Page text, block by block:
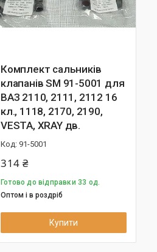
Комплект сальників
клапанів SM 91-5001 для
ВАЗ 2110, 2111, 2112 16
кл., 1118, 2170, 2190,
VESTA, XRAY дв.
91-5001
314 ₴
Готово до відправки 33 од.
Оптом і в роздріб
Купити